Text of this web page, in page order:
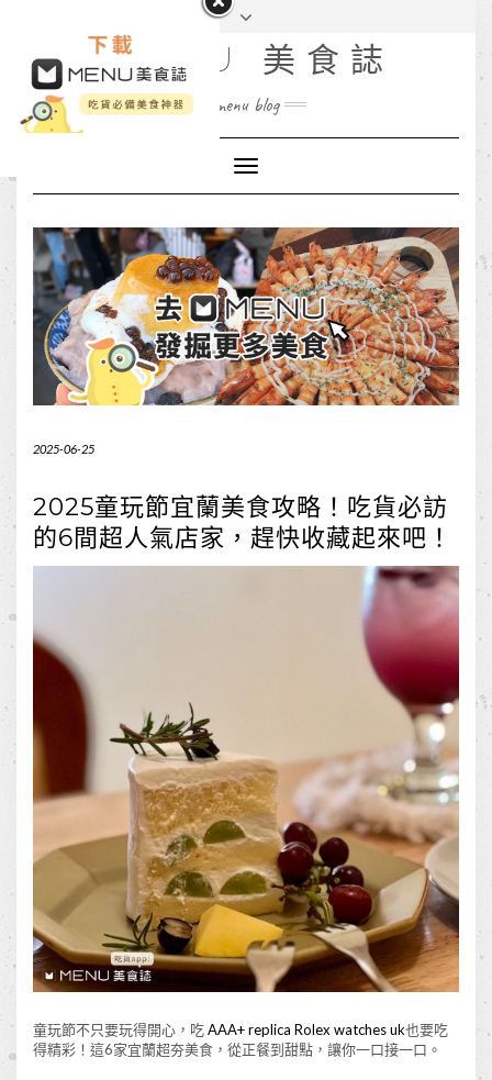
MENU 美食誌
menu blog
Toggle
Navigation
2025-06-25
2025童玩節宜蘭美食攻略！吃貨必訪
的6間超人氣店家，趕快收藏起來吧！
童玩節不只要玩得開心，吃AAA+ replica Rolex watches uk也要吃
得精彩！這6家宜蘭超夯美食，從正餐到甜點，讓你一口接一口。